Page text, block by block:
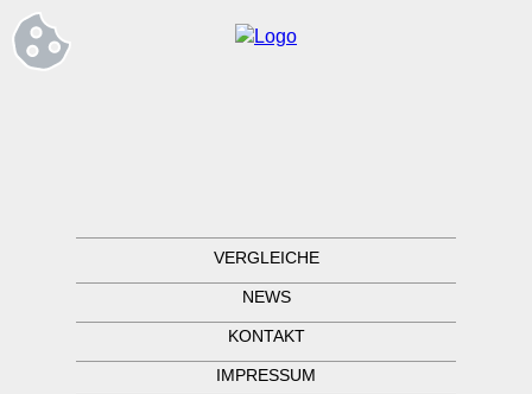
VERGLEICHE
NEWS
KONTAKT
IMPRESSUM